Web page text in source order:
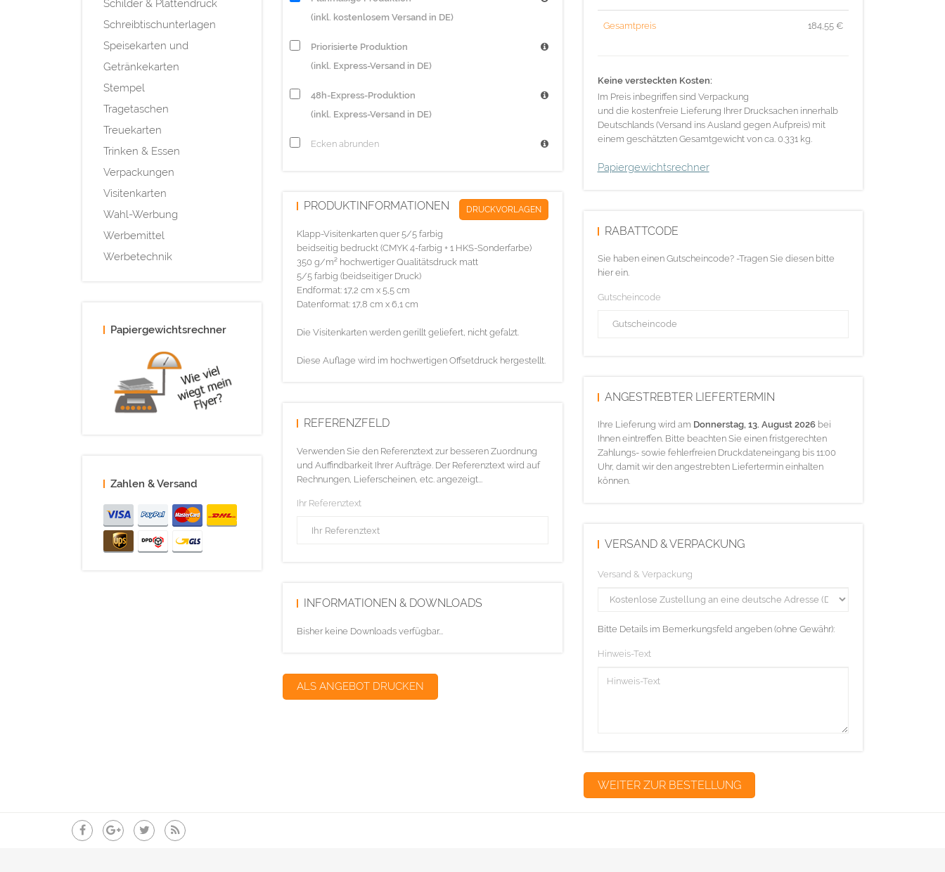
Schilder & Plattendruck
Schreibtischunterlagen
Speisekarten und
Getränkekarten
Stempel
Tragetaschen
Treuekarten
Trinken & Essen
Verpackungen
Visitenkarten
Wahl-Werbung
Werbemittel
Werbetechnik
Papiergewichtsrechner
Zahlen & Versand
(inkl. kostenlosem Versand in DE)
Priorisierte Produktion
(inkl. Express-Versand in DE)
48h-Express-Produktion
(inkl. Express-Versand in DE)
Ecken abrunden
PRODUKTINFORMATIONEN DRUCKVORLAGEN
Klapp-Visitenkarten quer 5/5 farbig
beidseitig bedruckt (CMYK 4-farbig + 1 HKS-Sonderfarbe)
350 g/m² hochwertiger Qualitätsdruck matt
5/5 farbig (beidseitiger Druck)
Endformat: 17,2 cm x 5,5 cm
Datenformat: 17,8 cm x 6,1 cm
Die Visitenkarten werden gerillt geliefert, nicht gefalzt.
Diese Auflage wird im hochwertigen Offsetdruck hergestellt.
REFERENZFELD
Verwenden Sie den Referenztext zur besseren Zuordnung
und Auffindbarkeit Ihrer Aufträge. Der Referenztext wird auf
Rechnungen, Lieferscheinen, etc. angezeigt...
Ihr Referenztext
INFORMATIONEN & DOWNLOADS
Bisher keine Downloads verfügbar...
ALS ANGEBOT DRUCKEN
Gesamtpreis 184,55 €
Keine versteckten Kosten:
Im Preis inbegriffen sind Verpackung
und die kostenfreie Lieferung Ihrer Drucksachen innerhalb
Deutschlands (Versand ins Ausland gegen Aufpreis) mit
einem geschätzten Gesamtgewicht von ca. 0.331 kg.
Papiergewichtsrechner
RABATTCODE
Sie haben einen Gutscheincode? -Tragen Sie diesen bitte
hier ein.
Gutscheincode
ANGESTREBTER LIEFERTERMIN
Ihre Lieferung wird am Donnerstag, 13. August 2026bei
Ihnen eintreffen. Bitte beachten Sie einen fristgerechten
Zahlungs- sowie fehlerfreien Druckdateneingang bis 11:00
Uhr, damit wir den angestrebten Liefertermin einhalten
können.
VERSAND & VERPACKUNG
Versand & Verpackung
Bitte Details im Bemerkungsfeld angeben (ohne Gewähr):
Hinweis-Text